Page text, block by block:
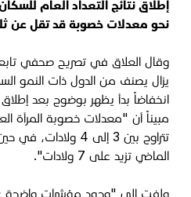
إطلاق نتائج التعداد العام
نحو معدلات خصوبة قد تقل عن
وقال العلاق في تصريح صحفي
يزال يصنف من الدول ذات النمو
انخفاضاً بدأ يظهر بوضوح بعد إطلاق
مبيناً أن "معدلات خصوبة المرأة
تتراوح بين 3 إلى 4
الماضي تزيد على 7 ولادات".
ولفت إلى "وجود مؤشرات واضحة